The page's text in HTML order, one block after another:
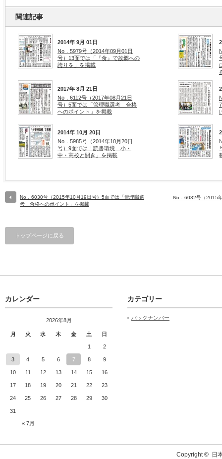
関連記事
2014年 9月 01日
No．5979号（2014年09月01日
号）13面では「『食』で故郷への
誇りを」を掲載
2017年 8月 21日
No．6112号（2017年08月21日
号）5面では「管理職選考 合格
へのポイント」を掲載
2014年 10月 20日
No．5985号（2014年10月20日
号）9面では「読書環境 小・
中・高校と開き」を掲載
No．6030号（2015年10月19日号）5面では「管理職選
考 合格へのポイント」を掲載
No．6032号（2015
トップページに戻る
カレンダー
2026年8月
月 火 水 木 金 土 日
« 7月
1 2
3 4 5 6 7 8 9
10 11 12 13 14 15 16
17 18 19 20 21 22 23
24 25 26 27 28 29 30
31
カテゴリー
バックナンバー
Copyright © 日